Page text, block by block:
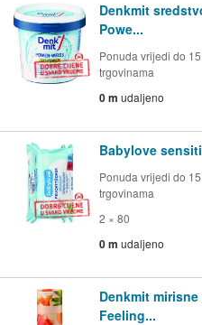
Denkmit
Powe...
Ponuda vrijedi do
trgovinama
0 m udaljeno
Babylove
Ponuda vrijedi do
trgovinama
2 × 80
0 m udaljeno
Denkmit
Feeling...